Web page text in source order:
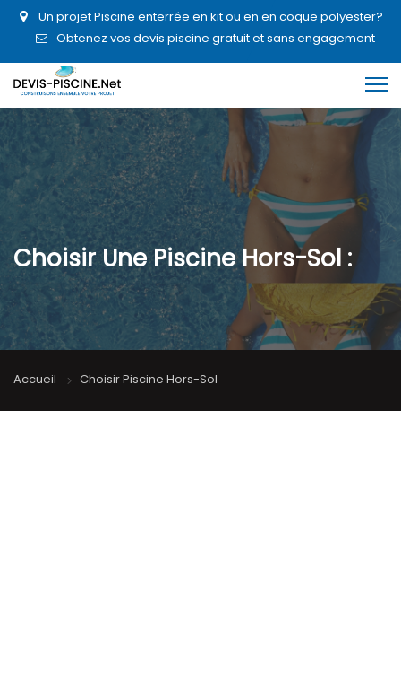
Un projet Piscine enterrée en kit ou en en coque polyester?
Obtenez vos devis piscine gratuit et sans engagement
Choisir Une Piscine Hors-Sol :
Accueil Choisir Piscine Hors-Sol